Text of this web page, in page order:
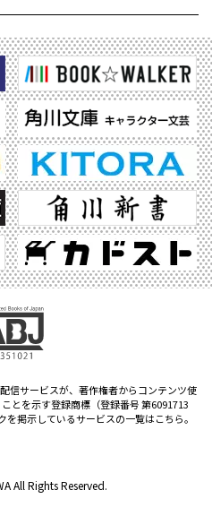
信サービスが、著作権者からコンテンツ使
とを示す登録商標（登録番号 第6091713
掲示しているサービスの一覧はこちら。
All Rights Reserved.